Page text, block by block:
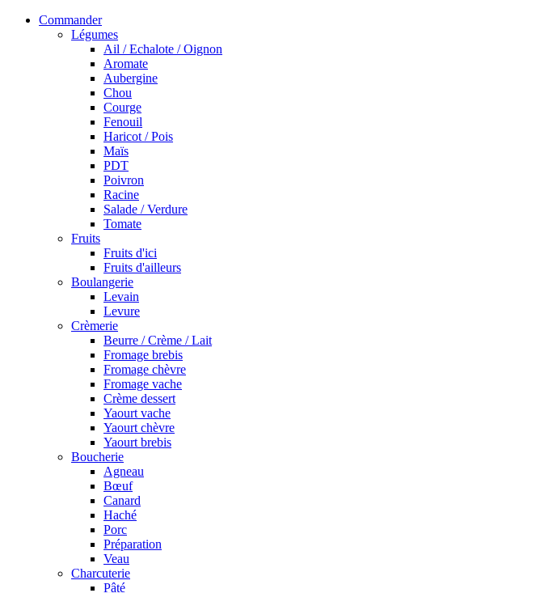
Commander
Légumes
Ail / Echalote / Oignon
Aromate
Aubergine
Chou
Courge
Fenouil
Haricot / Pois
Maïs
PDT
Poivron
Racine
Salade / Verdure
Tomate
Fruits
Fruits d'ici
Fruits d'ailleurs
Boulangerie
Levain
Levure
Crèmerie
Beurre / Crème / Lait
Fromage brebis
Fromage chèvre
Fromage vache
Crème dessert
Yaourt vache
Yaourt chèvre
Yaourt brebis
Boucherie
Agneau
Bœuf
Canard
Haché
Porc
Préparation
Veau
Charcuterie
Pâté